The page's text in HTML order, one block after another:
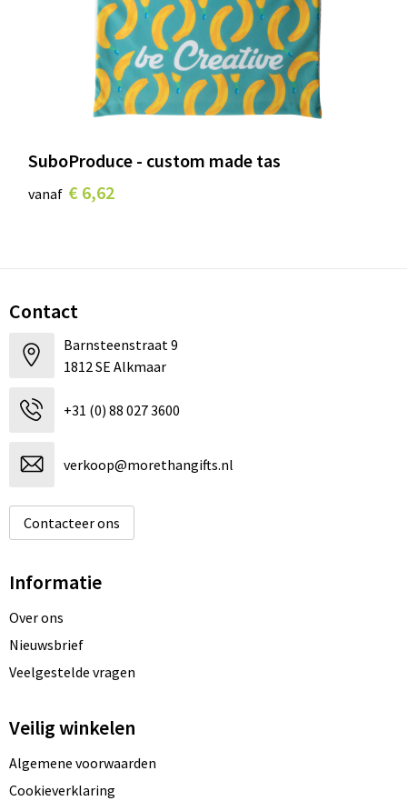
SuboProduce - custom made tas
vanaf € 6,62
Contact
Barnsteenstraat 9
1812 SE Alkmaar
+31 (0) 88 027 3600
verkoop@morethangifts.nl
Contacteer ons
Informatie
Over ons
Nieuwsbrief
Veelgestelde vragen
Veilig winkelen
Algemene voorwaarden
Cookieverklaring